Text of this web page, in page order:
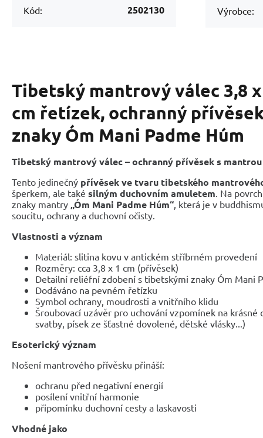
Kód: 2502130 Výrobce:
Tibetský mantrový válec 3,8 x
cm řetízek, ochranný
znaky Óm Mani Padme Húm
Tibetský mantrový válec – ochranný přívěsek s mantrou
Tento jedinečný přívěsek ve tvaru tibetského
šperkem, ale také silným duchovním amuletem . Na
znaky mantry „Óm Mani Padme Húm“ , která je v
soucitu, ochrany a duchovní očisty.
Vlastnosti a význam
Materiál: slitina kovu v antickém stříbrném provedení
Rozměry: cca 3,8 x 1 cm (přívěsek)
Detailní reliéfní zdobení s tibetskými znaky Óm Mani
Dodáváno na pevném řetízku
Symbol ochrany, moudrosti a vnitřního klidu
Šroubovací uzávěr pro uchování vzpomínek na krásné
svatby, písek ze šťastné dovolené, dětské vlásky...)
Esoterický význam
Nošení mantrového přívěsku přináší:
ochranu před negativní energií
posílení vnitřní harmonie
připomínku duchovní cesty a laskavosti
Vhodné jako